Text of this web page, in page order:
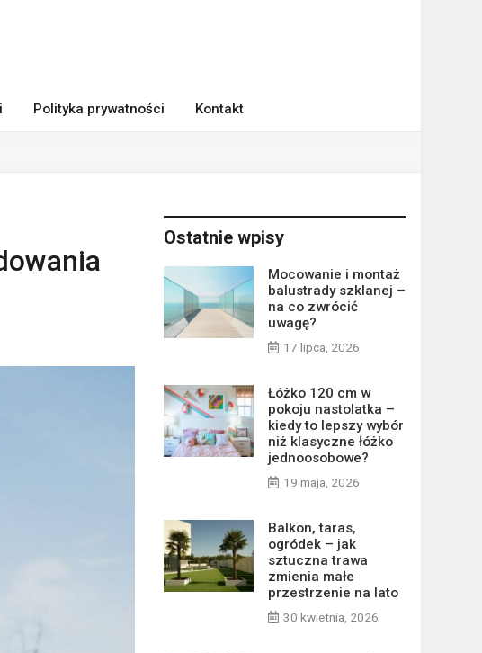
Polityka prywatności Kontakt
Ostatnie wpisy
Mocowanie i montaż
balustrady szklanej –
na co zwrócić
uwagę?
17 lipca, 2026
Łóżko 120 cm w
pokoju nastolatka –
kiedy to lepszy wybór
niż klasyczne łóżko
jednoosobowe?
19 maja, 2026
Balkon, taras,
ogródek – jak
sztuczna trawa
zmienia małe
przestrzenie na lato
30 kwietnia, 2026